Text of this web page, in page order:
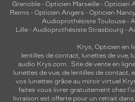
Grenoble - Opticien Marseille - Opticien
Reims - Opticien Angers - Opticien
Audioprothésiste Toulouse-
Lille- Audioprothésiste Strasbourg -
Krys, Opticien en
lentilles de contact, lunettes de vue,
audio Krys.com : Site de vente en
lunettes de vue, de lentilles de contact,
vos lunettes grâce au miroir virtuel
faites vous livrer gratuitement chez
livraison est offerte pour un retrait